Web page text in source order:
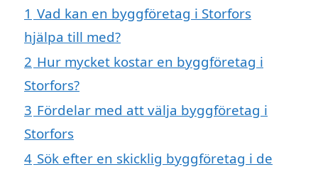
1 Vad kan en byggföretag i Storfors
hjälpa till med?
2 Hur mycket kostar en byggföretag i
Storfors?
3 Fördelar med att välja byggföretag i
Storfors
4 Sök efter en skicklig byggföretag i de